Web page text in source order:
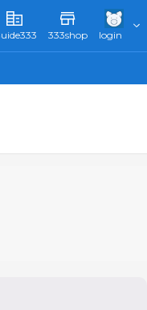
333shop login